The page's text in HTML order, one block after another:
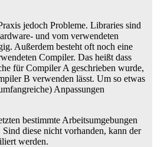
jedoch Probleme. Libraries sind
und vom verwendeten
Außerdem besteht oft noch eine
Compiler. Das heißt dass
für Compiler A geschrieben wurde,
B verwenden lässt. Um so etwas
Anpassungen
bestimmte Arbeitsumgebungen
diese nicht vorhanden, kann der
werden.